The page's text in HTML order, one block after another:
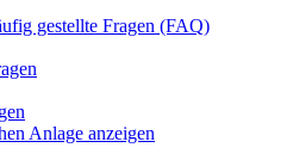
gestellte Fragen (FAQ)
Anlage anzeigen